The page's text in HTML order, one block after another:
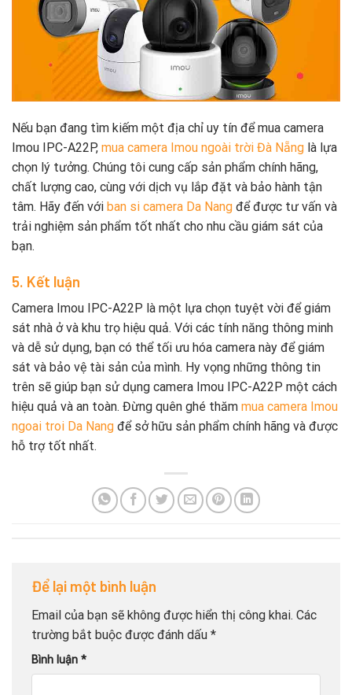
Nếu bạn đang tìm kiếm một địa chỉ uy tín để mua camera
Imou IPC-A22P, mua camera Imou ngoài trời Đà Nẵng là lựa
chọn lý tưởng. Chúng tôi cung cấp sản phẩm chính hãng,
chất lượng cao, cùng với dịch vụ lắp đặt và bảo hành tận
tâm. Hãy đến với ban si camera Da Nang để được tư vấn và
trải nghiệm sản phẩm tốt nhất cho nhu cầu giám sát của
bạn.
5. Kết luận
Camera Imou IPC-A22P là một lựa chọn tuyệt vời để giám
sát nhà ở và khu trọ hiệu quả. Với các tính năng thông minh
và dễ sử dụng, bạn có thể tối ưu hóa camera này để giám
sát và bảo vệ tài sản của mình. Hy vọng những thông tin
trên sẽ giúp bạn sử dụng camera Imou IPC-A22P một cách
hiệu quả và an toàn. Đừng quên ghé thăm mua camera Imou
ngoai troi Da Nang để sở hữu sản phẩm chính hãng và được
hỗ trợ tốt nhất.
Để lại một bình luận
Email của bạn sẽ không được hiển thị công khai. Các
trường bắt buộc được đánh dấu *
Bình luận *